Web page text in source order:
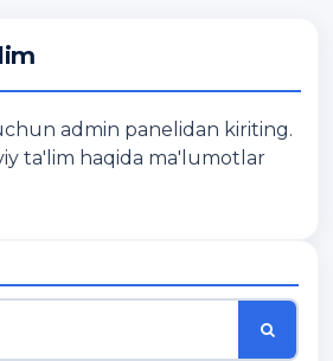
admin panelidan kiriting.
ta'lim haqida ma'lumotlar